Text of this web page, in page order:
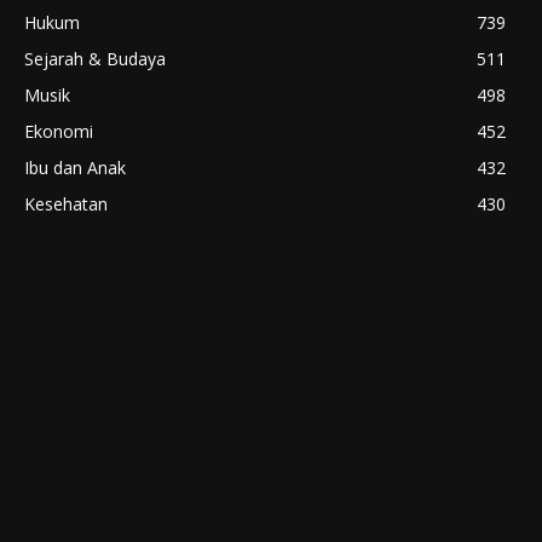
Hukum
739
Sejarah & Budaya
511
Musik
498
Ekonomi
452
Ibu dan Anak
432
Kesehatan
430